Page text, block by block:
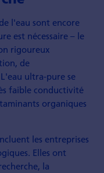
l'eau sont encore
est nécessaire – le
rigoureux
de
ultra-pure se
faible conductivité
organiques
les entreprises
Elles ont
la